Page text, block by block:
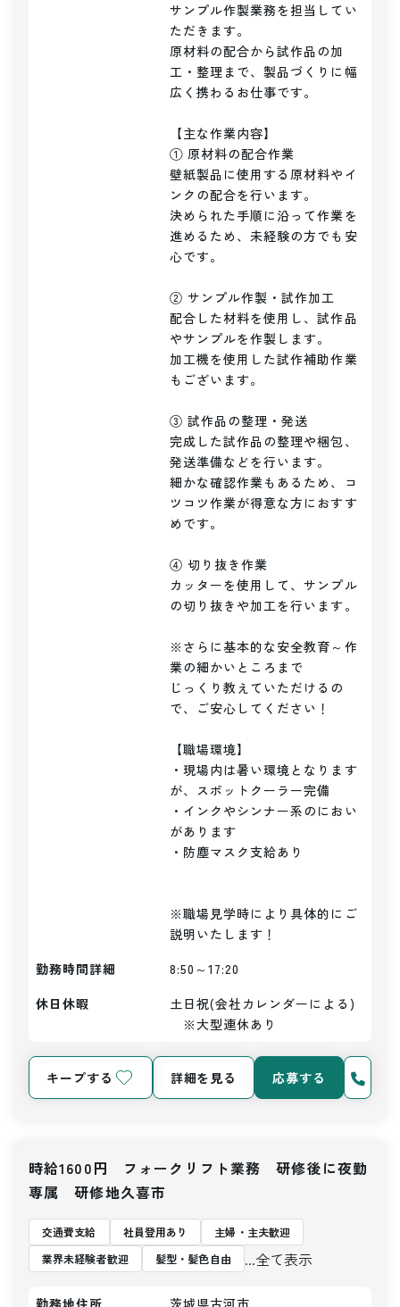
サンプル作製業務を担当してい
ただきます。
原材料の配合から試作品の加
工・整理まで、製品づくりに幅
広く携わるお仕事です。
【主な作業内容】
① 原材料の配合作業
壁紙製品に使用する原材料やイ
ンクの配合を行います。
決められた手順に沿って作業を
進めるため、未経験の方でも安
心です。
② サンプル作製・試作加工
配合した材料を使用し、試作品
やサンプルを作製します。
加工機を使用した試作補助作業
もございます。
③ 試作品の整理・発送
完成した試作品の整理や梱包、
発送準備などを行います。
細かな確認作業もあるため、コ
ツコツ作業が得意な方におすす
めです。
④ 切り抜き作業
カッターを使用して、サンプル
の切り抜きや加工を行います。
※さらに基本的な安全教育～作
業の細かいところまで
じっくり教えていただけるの
で、ご安心してください！
【職場環境】
・現場内は暑い環境となります
が、スポットクーラー完備
・インクやシンナー系のにおい
があります
・防塵マスク支給あり
※職場見学時により具体的にご
説明いたします！
勤務時間詳細
8:50～17:20
休日休暇
土日祝(会社カレンダーによる)
※大型連休あり
キープする 詳細を見る 応募する
時給1600円 フォークリフト業務 研修後に夜勤
専属 研修地久喜市
交通費支給 社員登用あり
主婦・主夫歓迎
業界未経験者歓迎
髪型・髪色自由 ...全て表示
勤務地住所
茨城県古河市